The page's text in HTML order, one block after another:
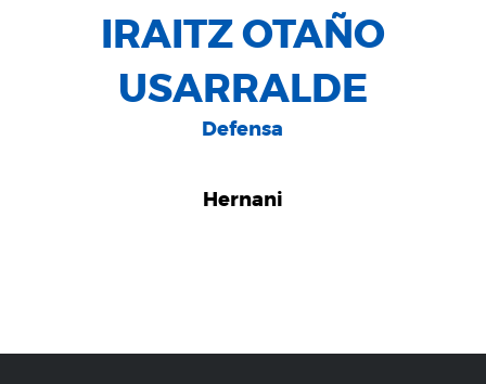
IRAITZ OTAÑO
USARRALDE
Defensa
Hernani